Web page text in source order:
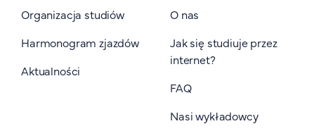
Organizacja studiów
Harmonogram zjazdów
Aktualności
O nas
Jak się studiuje przez
internet?
FAQ
Nasi wykładowcy